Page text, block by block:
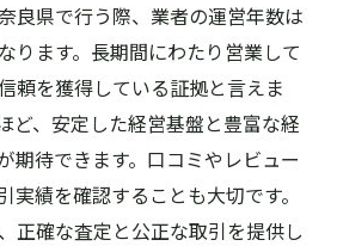
のタイミング
トと戦略
良県で売却する際に押さえてお
業者の選び方
を引き出す方法
良県で行う際、業者の運営年数は
ります。長期間にわたり営業して
頼を獲得している証拠と言えま
ど、安定した経営基盤と豊富な経
期待できます。口コミやレビュー
実績を確認することも大切です。
正確な査定と公正な取引を提供し